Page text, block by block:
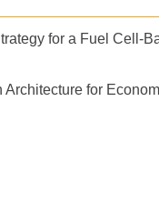
for a Fuel Cell-
for